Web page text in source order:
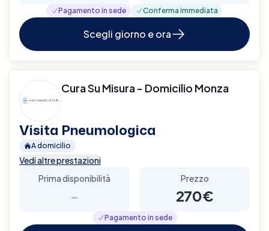
Pagamento in sede Conferma immediata
Scegli giorno e ora
Cura Su Misura - Domicilio Monza
Visita Pneumologica
A domicilio
Vedi altre prestazioni
Prima disponibilità
-
Prezzo
270€
Pagamento in sede